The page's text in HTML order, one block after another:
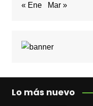
« Ene Mar »
Lo más nuevo